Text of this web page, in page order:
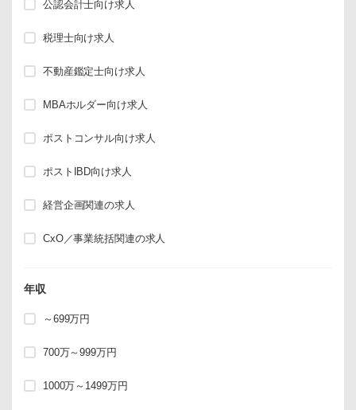
公認会計士向け求人
税理士向け求人
不動産鑑定士向け求人
MBAホルダー向け求人
ポストコンサル向け求人
ポストIBD向け求人
経営企画関連の求人
CxO／事業統括関連の求人
年収
～699万円
700万～999万円
1000万～1499万円